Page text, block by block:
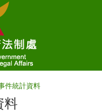
件統計資料
料